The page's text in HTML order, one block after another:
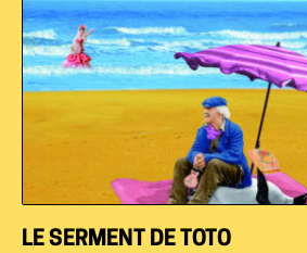
LE SERMENT DE TOTO